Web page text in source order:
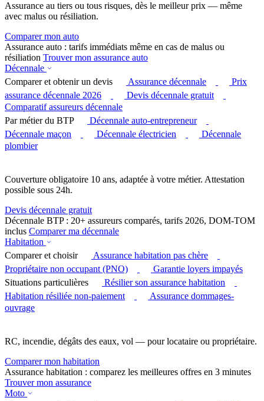
Assurance au tiers ou tous risques, dès le meilleur prix — même
avec malus ou résiliation.
Comparer mon auto
Assurance auto : tarifs immédiats même en cas de malus ou
résiliation Trouver mon assurance auto
Décennale
Comparer et obtenir un devis
Assurance décennale
Prix
assurance décennale 2026
Devis décennale gratuit
Comparatif assureurs décennale
Par métier du BTP
Décennale auto-entrepreneur
Décennale maçon
Décennale électricien
Décennale
plombier
Couverture obligatoire 10 ans, adaptée à votre métier. Attestation
possible sous 24h.
Devis décennale gratuit
Décennale BTP : 20+ assureurs comparés, tarifs 2026, DOM-TOM
inclus Comparer ma décennale
Habitation
Comparer et choisir
Assurance habitation pas chère
Propriétaire non occupant (PNO)
Garantie loyers impayés
Situations particulières
Résilier son assurance habitation
Habitation résiliée non-paiement
Assurance dommages-
ouvrage
RC, incendie, dégâts des eaux, vol — pour locataire ou propriétaire.
Comparer mon habitation
Assurance habitation : comparez les meilleures offres en 3 minutes
Trouver mon assurance
Moto